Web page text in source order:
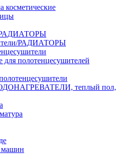
косметические
РАДИАТОРЫ
РАДИАТОРЫ
полотенцесушителей
теплый пол,
машин